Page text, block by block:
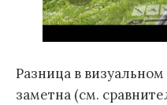
Разница в
заметна (см.